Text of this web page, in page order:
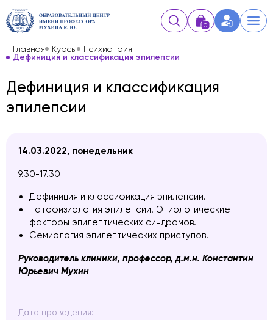
0
Главная Курсы Психиатрия
Дефиниция и классификация эпилепсии
Дефиниция и классификация
эпилепсии
14.03.2022, понедельник
9.30-17.30
Дефиниция и классификация эпилепсии.
Патофизиология эпилепсии. Этиологические
факторы эпилептических синдромов.
Семиология эпилептических приступов.
Руководитель клиники, профессор, д.м.н. Константин
Юрьевич Мухин
Дата проведения: